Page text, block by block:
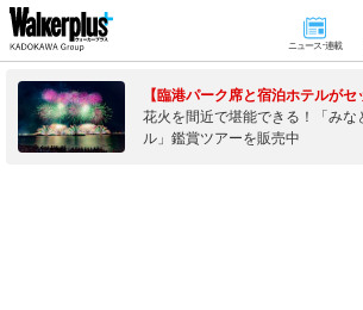
ニュース･連載
【臨港パーク席と宿泊ホテルがセ
花火を間近で堪能できる！「みな
ル」鑑賞ツアーを販売中